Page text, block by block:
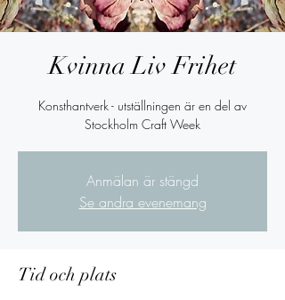
Kvinna Liv Frihet
Konsthantverk - utställningen är en del av
Stockholm Craft Week
Anmälan är stängd
Se andra evenemang
Tid och plats